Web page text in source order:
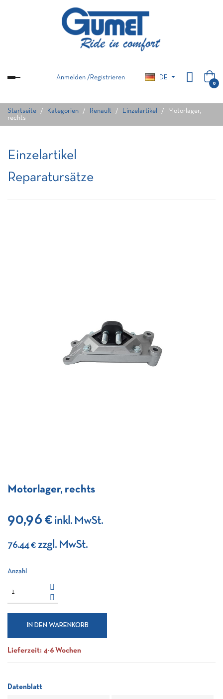
UmschaltenAnmelden / Registrieren DE
0
Startseite Kategorien Renault Einzelartikel
Motorlager,
rechts
Einzelartikel
Reparatursätze
Motorlager, rechts
90,96 € inkl. MwSt.
76.44 € zzgl. MwSt.
Anzahl
IN DEN WARENKORB
Lieferzeit: 4-6 Wochen
Datenblatt